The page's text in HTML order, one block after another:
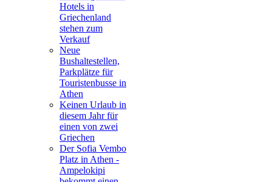
Hotels in
Griechenland
stehen zum
Verkauf
Neue
Bushaltestellen,
Parkplätze für
Touristenbusse in
Athen
Keinen Urlaub in
diesem Jahr für
einen von zwei
Griechen
Der Sofia Vembo
Platz in Athen -
Ampelokipi